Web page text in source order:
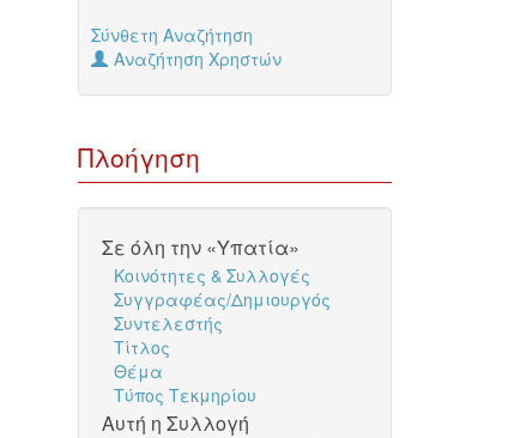
Σύνθετη Αναζήτηση
Αναζήτηση Χρηστών
Πλοήγηση
Σε όλη την «Υπατία»
Κοινότητες & Συλλογές
Συγγραφέας/Δημιουργός
Συντελεστής
Τίτλος
Θέμα
Τύπος Τεκμηρίου
Αυτή η Συλλογή